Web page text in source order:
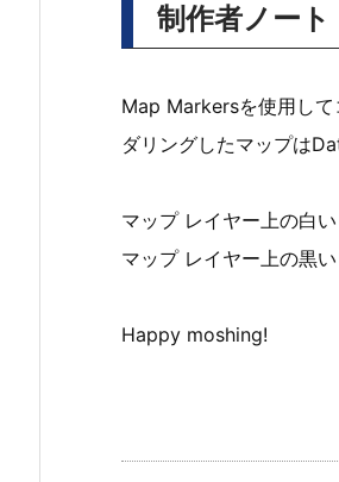
制作者ノート
Map Markersを使用して
ダリングしたマップは
マップ レイヤー上の白
マップ レイヤー上の黒
Happy moshing!